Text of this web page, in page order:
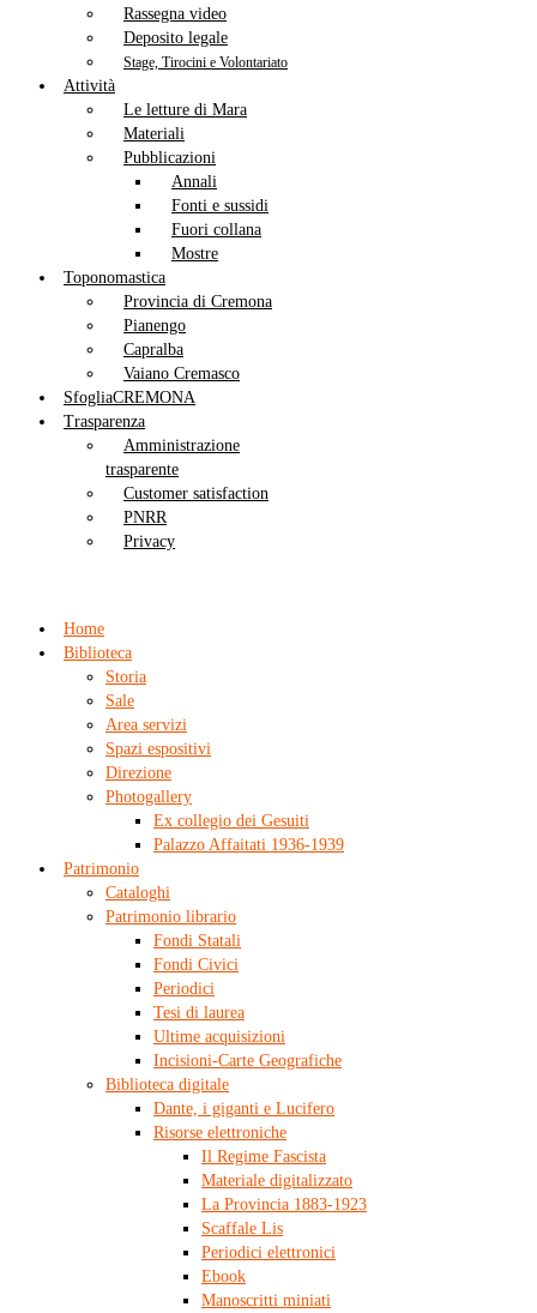
Rassegna video
Deposito legale
Stage, Tirocini e Volontariato
Attività
Le letture di Mara
Materiali
Pubblicazioni
Annali
Fonti e sussidi
Fuori collana
Mostre
Toponomastica
Provincia di Cremona
Pianengo
Capralba
Vaiano Cremasco
SfogliaCREMONA
Trasparenza
Amministrazione
trasparente
Customer satisfaction
PNRR
Privacy
Home
Biblioteca
Storia
Sale
Area servizi
Spazi espositivi
Direzione
Photogallery
Ex collegio dei Gesuiti
Palazzo Affaitati 1936-1939
Patrimonio
Cataloghi
Patrimonio librario
Fondi Statali
Fondi Civici
Periodici
Tesi di laurea
Ultime acquisizioni
Incisioni-Carte Geografiche
Biblioteca digitale
Dante, i giganti e Lucifero
Risorse elettroniche
Il Regime Fascista
Materiale digitalizzato
La Provincia 1883-1923
Scaffale Lis
Periodici elettronici
Ebook
Manoscritti miniati